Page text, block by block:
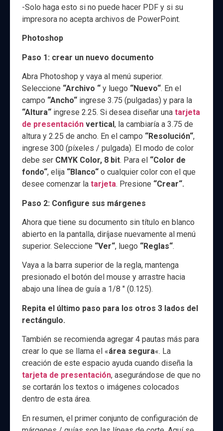
-Solo haga esto si no puede hacer PDF y si su
impresora no acepta archivos de PowerPoint.
Photoshop
Paso 1: crear un nuevo documento
Abra Photoshop y vaya al menú superior.
Seleccione “Archivo “ y luego “Nuevo“. En el
campo “Ancho“ ingrese 3.75 (pulgadas) y para la
“Altura“ ingrese 2.25. Si desea diseñar unatarjeta
de presentación vertical, la cambiaría a 3.75 de
altura y 2.25 de ancho. En el campo “Resolución“,
ingrese 300 (píxeles / pulgada). El modo de color
debe ser CMYK Color, 8 bit. Para el “Color de
fondo“, elija “Blanco“ o cualquier color con el que
desee comenzar latarjeta. Presione “Crear“.
Paso 2: Configure sus márgenes
Ahora que tiene su documento sin título en blanco
abierto en la pantalla, diríjase nuevamente al menú
superior. Seleccione “Ver“, luego “Reglas“.
Vaya a la barra superior de la regla, mantenga
presionado el botón del mouse y arrastre hacia
abajo una línea de guía a 1/8 ″ (0.125).
Repita el último paso para los otros 3 lados del
rectángulo.
También se recomienda agregar 4 pautas más para
crear lo que se llama el «área segura«. La
creación de este espacio ayuda cuando diseña la
tarjeta de presentación, asegurándose de que no
se cortarán los textos o imágenes colocados
dentro de esta área.
En resumen, el primer conjunto de configuración de